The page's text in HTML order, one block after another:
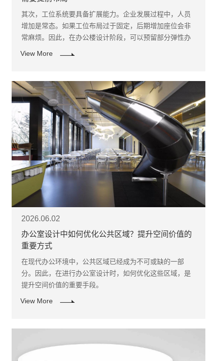
其次，工位系统要具备扩展能力。企业发展过程中，人员
增加是常态。如果工位布局过于固定，后期增加座位会非
常麻烦。因此，在办公楼设计阶段，可以预留部分弹性办
公区，或采用模块化工位，让后期调整更方便。
View More
2026.06.02
办公室设计中如何优化公共区域？提升空间价值的
重要方式
​在现代办公环境中，公共区域已经成为不可或缺的一部
分。因此，在进行办公室设计时，如何优化这些区域，是
提升空间价值的重要手段。
View More